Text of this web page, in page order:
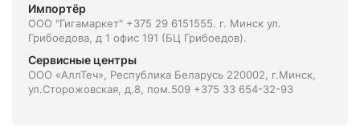
Импортёр
ООО "Гигамаркет" +375 29 6151555. г. Минск ул.
Грибоедова, д 1 офис 191 (БЦ Грибоедов).
Сервисные центры
ООО «АллТеч», Республика Беларусь 220002, г.Минск,
ул.Сторожовская, д.8, пом.509 +375 33 654-32-93